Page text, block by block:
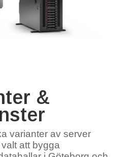
&
varianter av server
att bygga